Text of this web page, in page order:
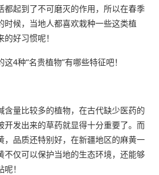
都起到了不可磨灭的作用，所以在春季
时候，当地人都喜欢栽种一些这类植
好习惯呢！
4种“名贵植物”有哪些特征吧！
含量比较多的植物，在古代缺少医药的
开发出来的草药就显得十分重要了。而
，品质还特别好，在新疆地区的麻黄一
不仅可以保护当地的生态环境，还能够
！